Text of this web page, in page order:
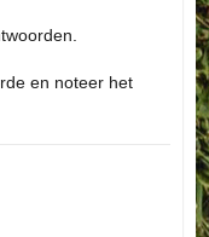
en noteer het